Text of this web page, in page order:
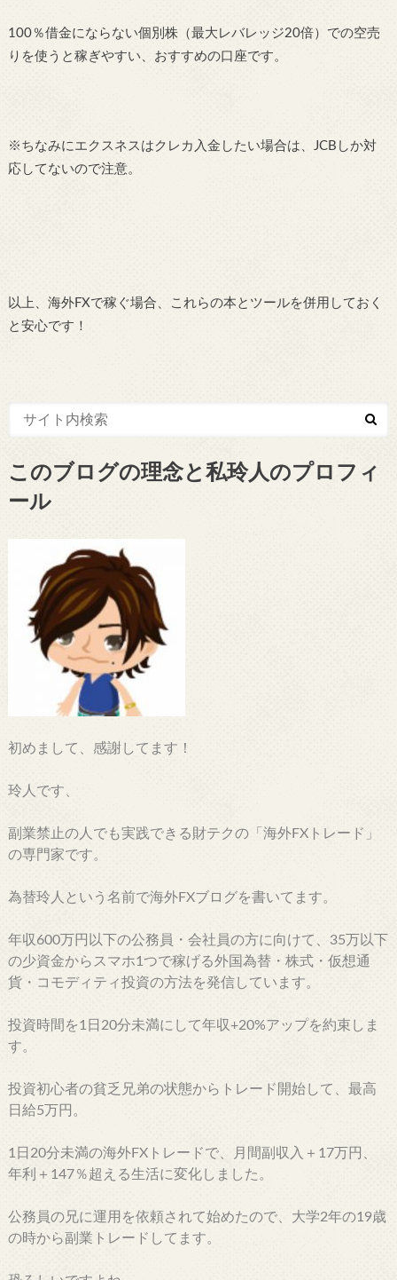
100％借金にならない個別株（最大レバレッジ20倍）での空売
りを使うと稼ぎやすい、おすすめの口座です。
※ちなみにエクスネスはクレカ入金したい場合は、JCBしか対
応してないので注意。
以上、海外FXで稼ぐ場合、これらの本とツールを併用しておく
と安心です！
このブログの理念と私玲人のプロフィ
ール
初めまして、感謝してます！
玲人です、
副業禁止の人でも実践できる財テクの「海外FXトレード」
の専門家です。
為替玲人という名前で海外FXブログを書いてます。
年収600万円以下の公務員・会社員の方に向けて、35万以下
の少資金からスマホ1つで稼げる外国為替・株式・仮想通
貨・コモディティ投資の方法を発信しています。
投資時間を1日20分未満にして年収+20%アップを約束しま
す。
投資初心者の貧乏兄弟の状態からトレード開始して、最高
日給5万円。
1日20分未満の海外FXトレードで、月間副収入＋17万円、
年利＋147％超える生活に変化しました。
公務員の兄に運用を依頼されて始めたので、大学2年の19歳
の時から副業トレードしてます。